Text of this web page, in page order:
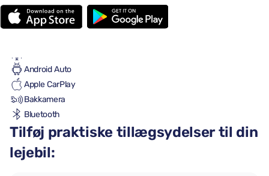
2 store kufferter
2 små kufferter
Android Auto
Apple CarPlay
Bakkamera
Bluetooth
Tilføj praktiske tillægsydelser til din
lejebil: